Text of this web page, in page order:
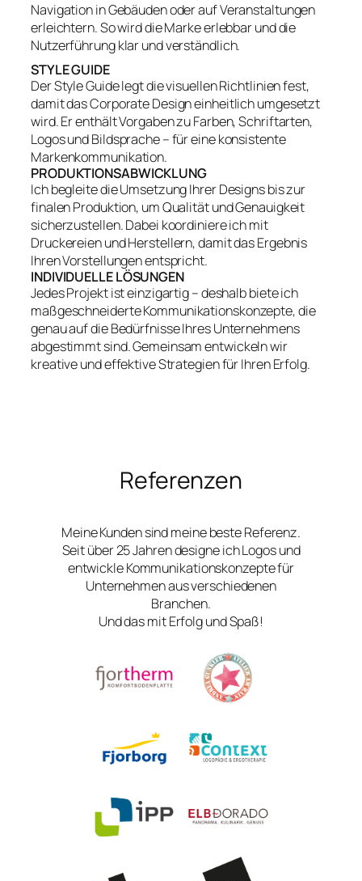
Navigation in Gebäuden oder auf Veranstaltungen
erleichtern. So wird die Marke erlebbar und die
Nutzerführung klar und verständlich.
STYLE GUIDE
Der Style Guide legt die visuellen Richtlinien fest,
damit das Corporate Design einheitlich umgesetzt
wird. Er enthält Vorgaben zu Farben, Schriftarten,
Logos und Bildsprache – für eine konsistente
Markenkommunikation.
PRODUKTIONSABWICKLUNG
Ich begleite die Umsetzung Ihrer Designs bis zur
finalen Produktion, um Qualität und Genauigkeit
sicherzustellen. Dabei koordiniere ich mit
Druckereien und Herstellern, damit das Ergebnis
Ihren Vorstellungen entspricht.
INDIVIDUELLE LÖSUNGEN
Jedes Projekt ist einzigartig – deshalb biete ich
maßgeschneiderte Kommunikationskonzepte, die
genau auf die Bedürfnisse Ihres Unternehmens
abgestimmt sind. Gemeinsam entwickeln wir
kreative und effektive Strategien für Ihren Erfolg.
Referenzen
Meine Kunden sind meine beste Referenz.
Seit über 25 Jahren designe ich Logos und
entwickle Kommunikationskonzepte für
Unternehmen aus verschiedenen
Branchen.
Und das mit Erfolg und Spaß!